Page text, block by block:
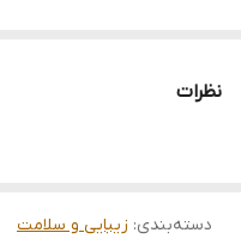
نظرات
دسته‌بندی: زیبایی و سلامت